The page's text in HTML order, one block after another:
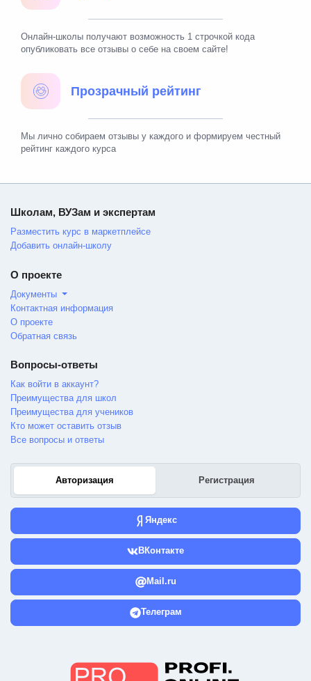
Онлайн-школы получают возможность 1 строчкой кода
опубликовать все отзывы о себе на своем сайте!
Прозрачный рейтинг
Мы лично собираем отзывы у каждого и формируем честный
рейтинг каждого курса
Школам, ВУЗам и экспертам
Разместить курс в маркетплейсе
Добавить онлайн-школу
О проекте
Документы
Контактная информация
О проекте
Обратная связь
Вопросы-ответы
Как войти в аккаунт?
Преимущества для школ
Преимущества для учеников
Кто может оставить отзыв
Все вопросы и ответы
Авторизация Регистрация
Яндекс
ВКонтакте
Mail.ru
Телеграм